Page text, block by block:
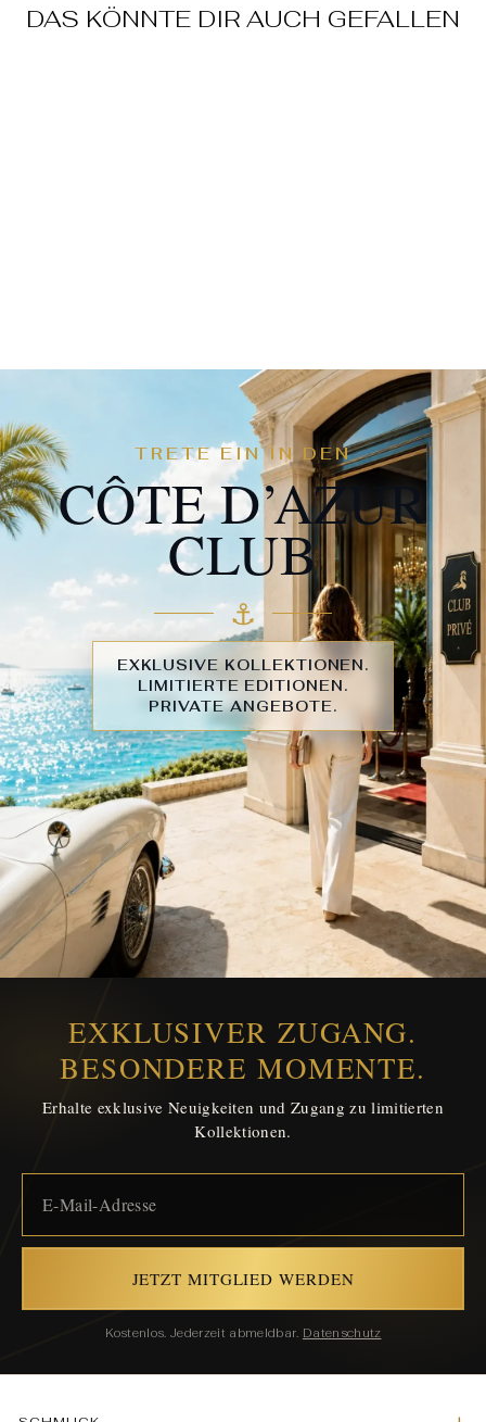
DAS KÖNNTE DIR AUCH GEFALLEN
TRETE EIN IN DEN
CÔTE D’AZUR
CLUB
⚓︎
EXKLUSIVE KOLLEKTIONEN.
LIMITIERTE EDITIONEN.
PRIVATE ANGEBOTE.
EXKLUSIVER ZUGANG.
BESONDERE MOMENTE.
Erhalte exklusive Neuigkeiten und Zugang zu limitierten
Kollektionen.
JETZT MITGLIED WERDEN
Kostenlos. Jederzeit abmeldbar. Datenschutz